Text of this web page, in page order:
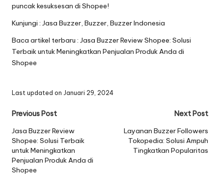
puncak kesuksesan di Shopee!
Kunjungi : Jasa Buzzer, Buzzer, Buzzer Indonesia
Baca artikel terbaru : Jasa Buzzer Review Shopee: Solusi
Terbaik untuk Meningkatkan Penjualan Produk Anda di
Shopee
Last updated on Januari 29, 2024
Previous Post
Jasa Buzzer Review
Shopee: Solusi Terbaik
untuk Meningkatkan
Penjualan Produk Anda di
Shopee
Next Post
Layanan Buzzer Followers
Tokopedia: Solusi Ampuh
Tingkatkan Popularitas